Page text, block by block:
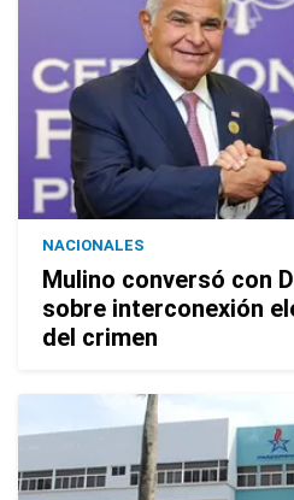
NACIONALES
Mulino conversó con
sobre interconexión
del crimen